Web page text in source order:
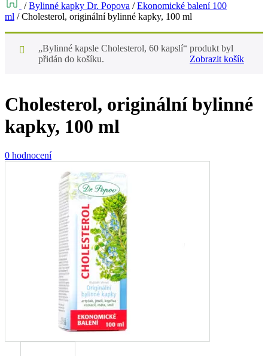
/Bylinné kapky Dr. Popova /Ekonomické balení 100
ml /Cholesterol, originální bylinné kapky, 100 ml
„Bylinné kapsle Cholesterol, 60 kapslí“ produkt byl
přidán do košíku.
Zobrazit košík
Cholesterol, originální bylinné
kapky, 100 ml
0 hodnocení